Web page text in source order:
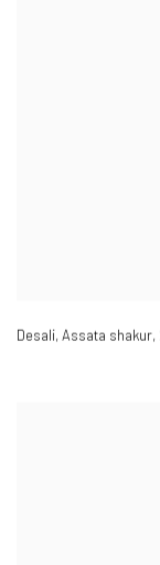
Desali, Assata shakur,